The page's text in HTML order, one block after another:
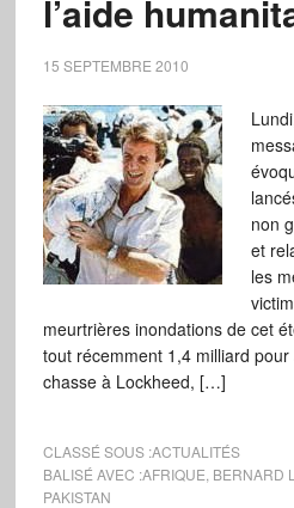
l’aide
15 SEPTEMBRE 2010
non
et
les
meurtrières inondations de cet
tout récemment 1,4 milliard
chasse à Lockheed, […]
CLASSÉ SOUS :ACTUALITÉS
BALISÉ AVEC :AFRIQUE BERNARD
PAKISTAN